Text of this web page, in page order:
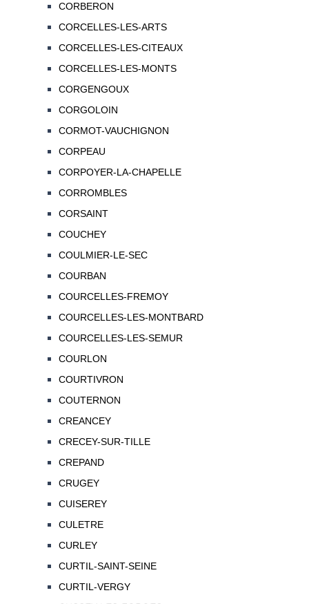
CORBERON
CORCELLES-LES-ARTS
CORCELLES-LES-CITEAUX
CORCELLES-LES-MONTS
CORGENGOUX
CORGOLOIN
CORMOT-VAUCHIGNON
CORPEAU
CORPOYER-LA-CHAPELLE
CORROMBLES
CORSAINT
COUCHEY
COULMIER-LE-SEC
COURBAN
COURCELLES-FREMOY
COURCELLES-LES-MONTBARD
COURCELLES-LES-SEMUR
COURLON
COURTIVRON
COUTERNON
CREANCEY
CRECEY-SUR-TILLE
CREPAND
CRUGEY
CUISEREY
CULETRE
CURLEY
CURTIL-SAINT-SEINE
CURTIL-VERGY